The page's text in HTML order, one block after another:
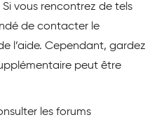
vous rencontrez de tels
de contacter le
l’aide. Cependant, gardez
peut être
les forums